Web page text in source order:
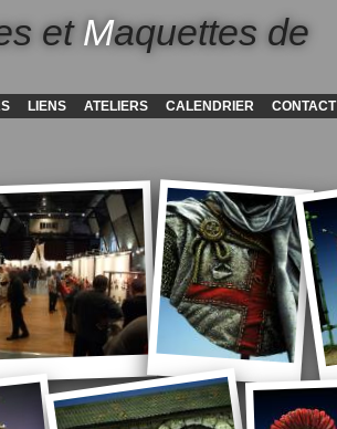
et Maquettes de
LIENS ATELIERS CALENDRIER CONTACT